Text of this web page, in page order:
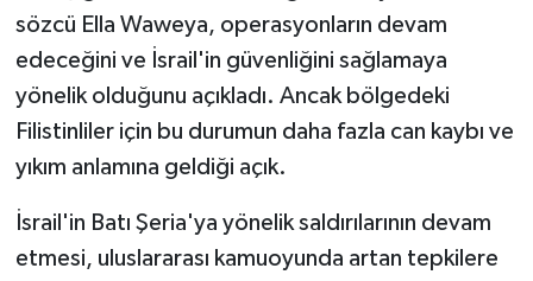
sözcü Ella Waweya, operasyonların devam
edeceğini ve İsrail'in güvenliğini sağlamaya
yönelik olduğunu açıkladı. Ancak bölgedeki
Filistinliler için bu durumun daha fazla can kaybı ve
yıkım anlamına geldiği açık.
İsrail'in Batı Şeria'ya yönelik saldırılarının devam
etmesi, uluslararası kamuoyunda artan tepkilere